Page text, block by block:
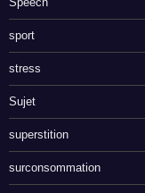
sport
stress
Sujet
superstition
surconsommation